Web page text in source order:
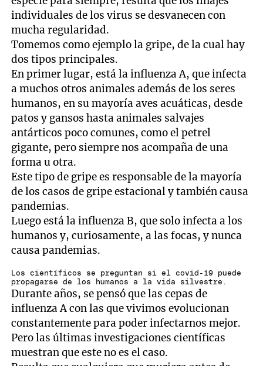
individuales de los virus se desvanecen con
mucha regularidad.
Tomemos como ejemplo la gripe, de la cual hay
dos tipos principales.
En primer lugar, está la influenza A, que infecta
a muchos otros animales además de los seres
humanos, en su mayoría aves acuáticas, desde
patos y gansos hasta animales salvajes
antárticos poco comunes, como el petrel
gigante, pero siempre nos acompaña de una
forma u otra.
Este tipo de gripe es responsable de la mayoría
de los casos de gripe estacional y también causa
pandemias.
Luego está la influenza B, que solo infecta a los
humanos y, curiosamente, a las focas, y nunca
causa pandemias.
Los científicos se preguntan si el covid-19 puede
propagarse de los humanos a la vida silvestre.
Durante años, se pensó que las cepas de
influenza A con las que vivimos evolucionan
constantemente para poder infectarnos mejor.
Pero las últimas investigaciones científicas
muestran que este no es el caso.